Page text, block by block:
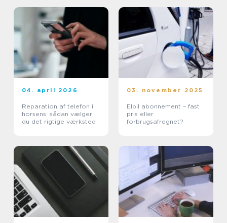
04. april 2026
Reparation af telefon i
horsens: sådan vælger
du det rigtige værksted
03. november 2025
Elbil abonnement – fast
pris eller
forbrugsafregnet?